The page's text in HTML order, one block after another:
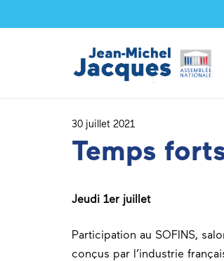
30 juillet 2021
Temps
Jeudi 1er juillet
Participation au SOFINS,
conçus par l’industrie